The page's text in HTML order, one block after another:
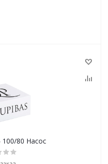
100/80 Насос